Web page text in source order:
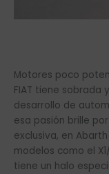
Motores poco
FIAT tiene sobrada
desarrollo de
esa pasión brille
exclusiva, en
modelos como el
tiene un halo